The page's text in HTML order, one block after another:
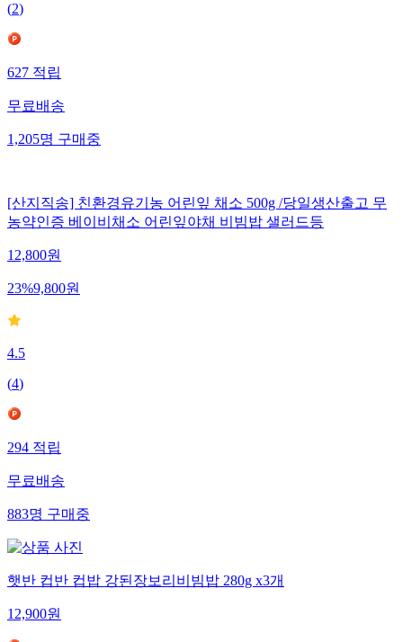
(2)
627 적립
무료배송
1,205명 구매중
[산지직송] 친환경유기농 어린잎 채소 500g /당일생산출고 무
농약인증 베이비채소 어린잎야채 비빔밥 샐러드등
12,800원
23%9,800원
4.5
(4)
294 적립
무료배송
883명 구매중
햇반 컵반 컵밥 강된장보리비빔밥 280g x3개
12,900원